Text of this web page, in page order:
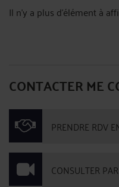
Il n'y a plus d'élément à
CONTACTER ME
PRENDRE RDV
CONSULTER